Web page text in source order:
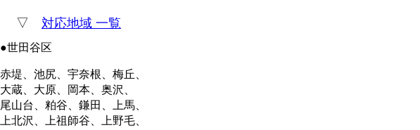
▽ 対応地域 一覧
●世田谷区
赤堤、池尻、宇奈根、梅丘、
大蔵、大原、岡本、奥沢、
尾山台、粕谷、鎌田、上馬、
上北沢、上祖師谷、上野毛、